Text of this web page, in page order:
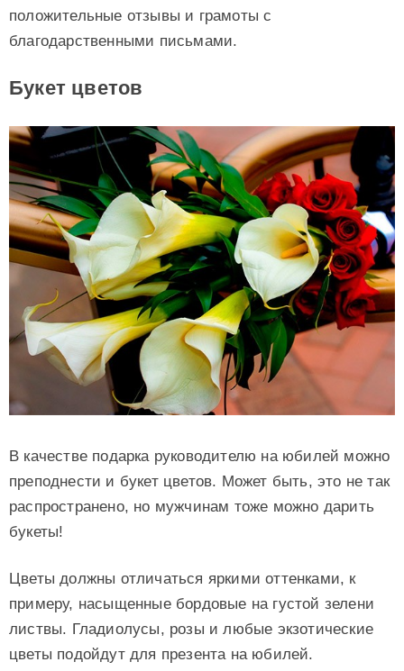
положительные отзывы и грамоты с
благодарственными письмами.
Букет цветов
В качестве подарка руководителю на юбилей можно
преподнести и букет цветов. Может быть, это не так
распространено, но мужчинам тоже можно дарить
букеты!
Цветы должны отличаться яркими оттенками, к
примеру, насыщенные бордовые на густой зелени
листвы. Гладиолусы, розы и любые экзотические
цветы подойдут для презента на юбилей.